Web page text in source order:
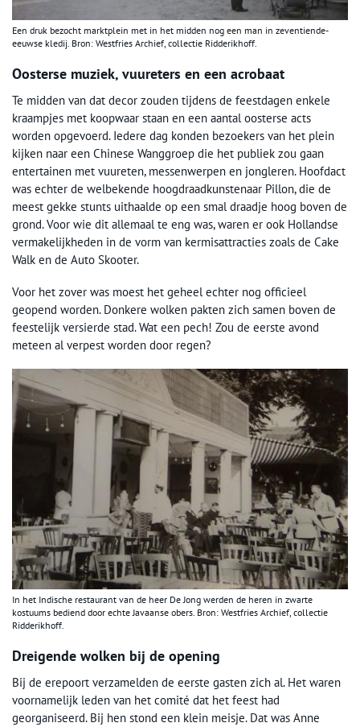
Een druk bezocht marktplein met in het midden nog een man in zeventiende-
eeuwse kledij. Bron: Westfries Archief, collectie Ridderikhoff.
Oosterse muziek, vuureters en een acrobaat
Te midden van dat decor zouden tijdens de feestdagen enkele
kraampjes met koopwaar staan en een aantal oosterse acts
worden opgevoerd. Iedere dag konden bezoekers van het plein
kijken naar een Chinese Wanggroep die het publiek zou gaan
entertainen met vuureten, messenwerpen en jongleren. Hoofdact
was echter de welbekende hoogdraadkunstenaar Pillon, die de
meest gekke stunts uithaalde op een smal draadje hoog boven de
grond. Voor wie dit allemaal te eng was, waren er ook Hollandse
vermakelijkheden in de vorm van kermisattracties zoals de Cake
Walk en de Auto Skooter.
Voor het zover was moest het geheel echter nog officieel
geopend worden. Donkere wolken pakten zich samen boven de
feestelijk versierde stad. Wat een pech! Zou de eerste avond
meteen al verpest worden door regen?
In het Indische restaurant van de heer De Jong werden de heren in zwarte
kostuums bediend door echte Javaanse obers. Bron: Westfries Archief, collectie
Ridderikhoff.
Dreigende wolken bij de opening
Bij de erepoort verzamelden de eerste gasten zich al. Het waren
voornamelijk leden van het comité dat het feest had
georganiseerd. Bij hen stond een klein meisje. Dat was Anne